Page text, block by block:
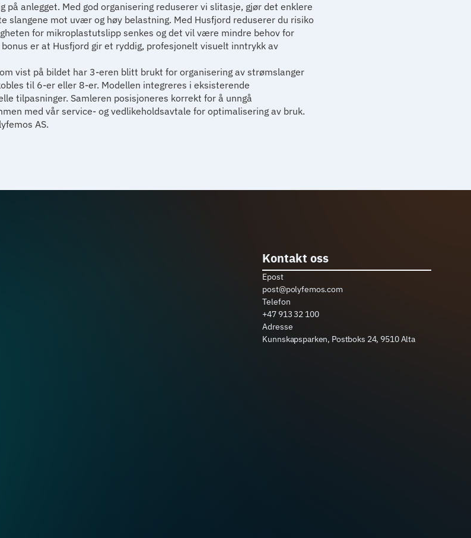
på anlegget. Med god organisering reduserer vi slitasje, gjør det enklere
slangene mot uvær og høy belastning. Med Husfjord reduserer du risiko
for mikroplastutslipp senkes og det vil være mindre behov for
er at Husfjord gir et ryddig, profesjonelt visuelt inntrykk av
vist på bildet har 3-eren blitt brukt for organisering av strømslanger
til 6-er eller 8-er. Modellen integreres i eksisterende
tilpasninger. Samleren posisjoneres korrekt for å unngå
med vår service- og vedlikeholdsavtale for optimalisering av bruk.
AS.
Kontakt oss
Epost
post@polyfemos.com
Telefon
+47 913 32 100
Adresse
Kunnskapsparken, Postboks 24, 9510 Alta